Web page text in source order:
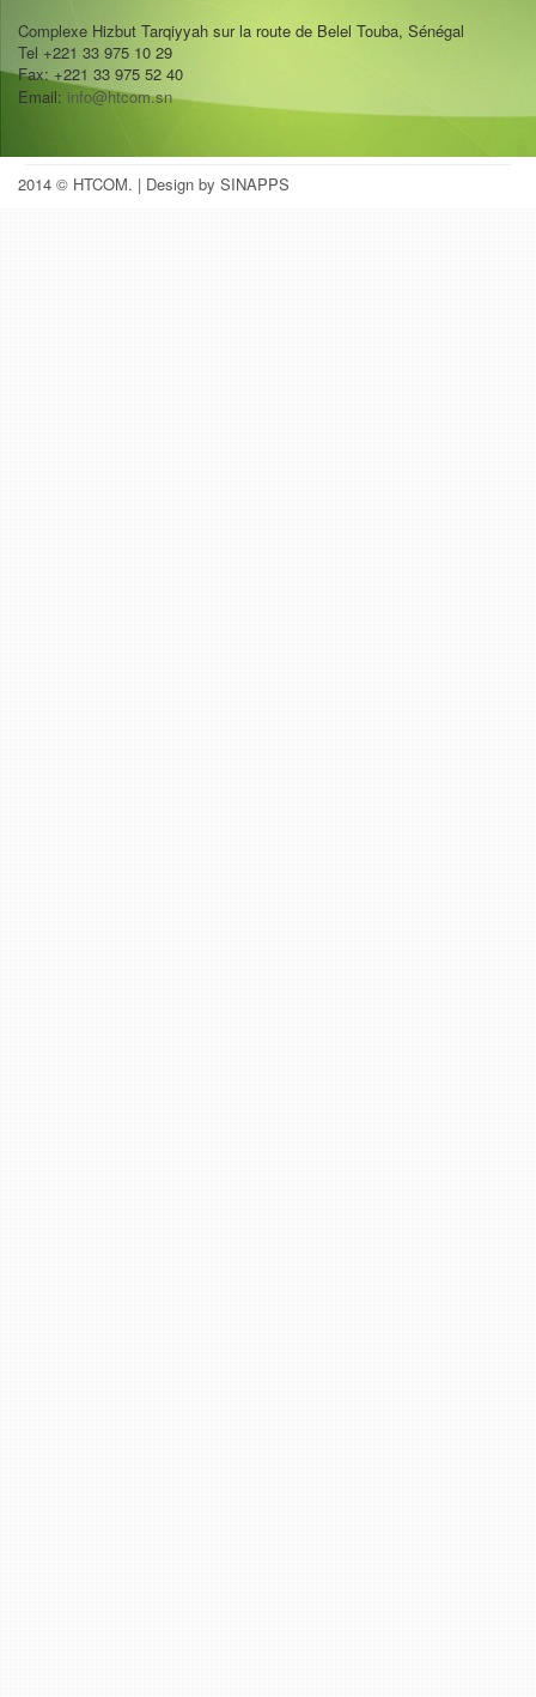
Complexe Hizbut Tarqiyyah sur la route de Belel Touba, Sénégal
Tel +221 33 975 10 29
Fax: +221 33 975 52 40
Email: info@htcom.sn
2014 © HTCOM. | Design by SINAPPS